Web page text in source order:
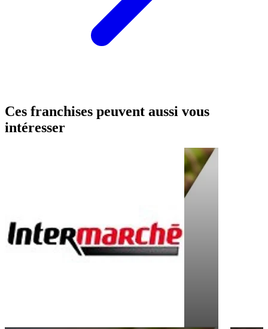
Ces franchises peuvent aussi vous
intéresser